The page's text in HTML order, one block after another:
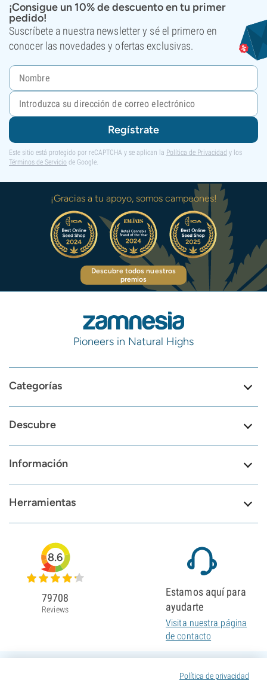
¡Consigue un 10% de descuento en tu primer
pedido!
Suscríbete a nuestra newsletter y sé el primero en
conocer las novedades y ofertas exclusivas.
Regístrate
Este sitio está protegido por reCAPTCHA y se aplican la Política de Privacidad y los
Términos de Servicio de Google.
¡Gracias a tu apoyo, somos campeones!
Descubre todos nuestros
premios
Pioneers in Natural Highs
Categorías
Descubre
Información
Herramientas
Política de privacidad
8.6
79708
Reviews
Estamos aquí para
ayudarte
Visita nuestra página
de contacto